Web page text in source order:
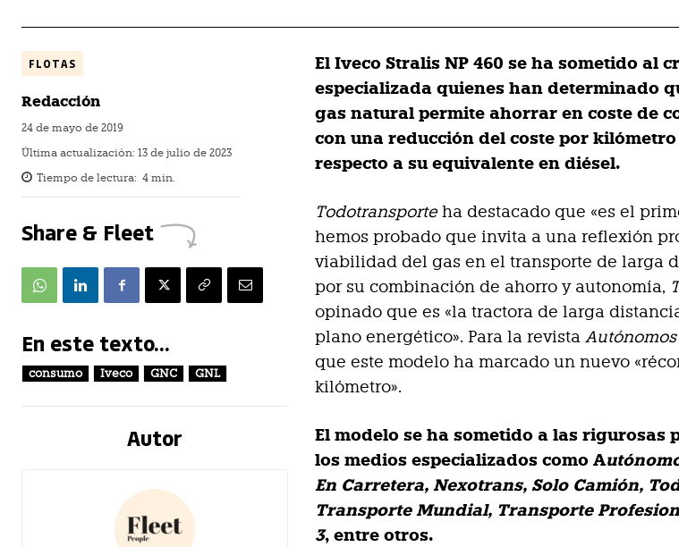
FLOTAS
Redacción
24 de mayo de 2019
Última actualización: 13 de julio de 2023
Tiempo de lectura: 4 min.
Share & Fleet
En este texto...
consumo Iveco GNC GNL
Autor
El Iveco Stralis NP 460 se ha sometido al
especializada quienes han determinado
gas natural permite ahorrar en coste de
con una reducción del coste por
respecto a su equivalente en diésel.
Todotransporteha destacado que «es el
hemos probado que invita a una reflexión
viabilidad del gas en el transporte de larga
por su combinación de ahorro y autonomía,
opinado que es «la tractora de larga
plano energético». Para la revista
que este modelo ha marcado un nuevo
kilómetro».
El modelo se ha sometido a las rigurosas
los medios especializados como A
En Carretera, Nexotrans, Solo Camión,
Transporte Mundial, Transporte
3, entre otros.